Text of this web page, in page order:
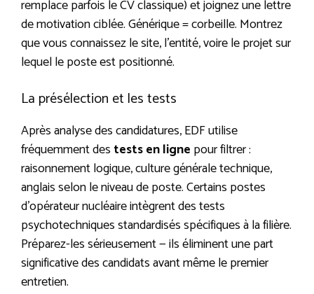
remplace parfois le CV classique) et joignez une lettre
de motivation ciblée. Générique = corbeille. Montrez
que vous connaissez le site, l’entité, voire le projet sur
lequel le poste est positionné.
La présélection et les tests
Après analyse des candidatures, EDF utilise
fréquemment des tests en ligne pour filtrer :
raisonnement logique, culture générale technique,
anglais selon le niveau de poste. Certains postes
d’opérateur nucléaire intègrent des tests
psychotechniques standardisés spécifiques à la filière.
Préparez-les sérieusement — ils éliminent une part
significative des candidats avant même le premier
entretien.